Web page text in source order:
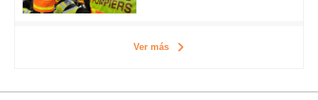
Ver más